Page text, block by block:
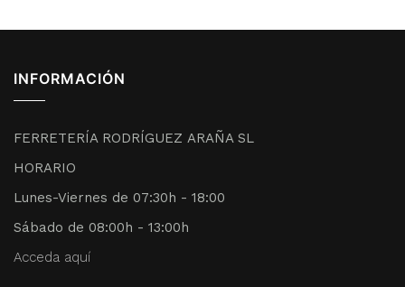
INFORMACIÓN
FERRETERÍA RODRÍGUEZ ARAÑA SL
HORARIO
Lunes-Viernes de 07:30h - 18:00
Sábado de 08:00h - 13:00h
Acceda aquí